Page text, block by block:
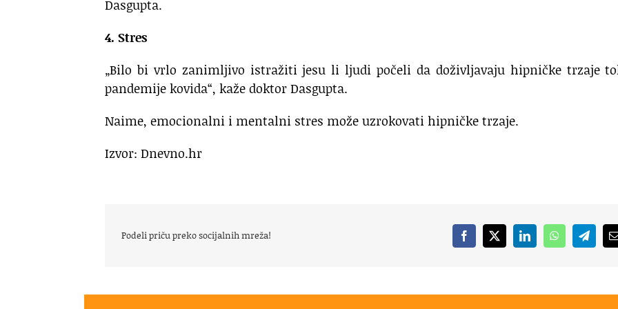
Dasgupta.
4. Stres
„Bilo bi vrlo zanimljivo istražiti jesu li ljudi počeli da doživljavaju hipničke trzaje
pandemije kovida“, kaže doktor Dasgupta.
Naime, emocionalni i mentalni stres može uzrokovati hipničke trzaje.
Izvor: Dnevno.hr
Podeli priču preko socijalnih mreža! Facebook
X LinkedInWhatsApp